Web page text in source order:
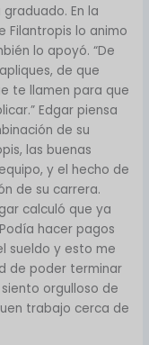
En la
Filantropis lo animo
lo apoyó. “De
de que
te llamen para que
Edgar piensa
de su
las buenas
y el hecho de
de su carrera.
calculó que ya
hacer pagos
sueldo y esto me
de poder terminar
orgulloso de
trabajo cerca de